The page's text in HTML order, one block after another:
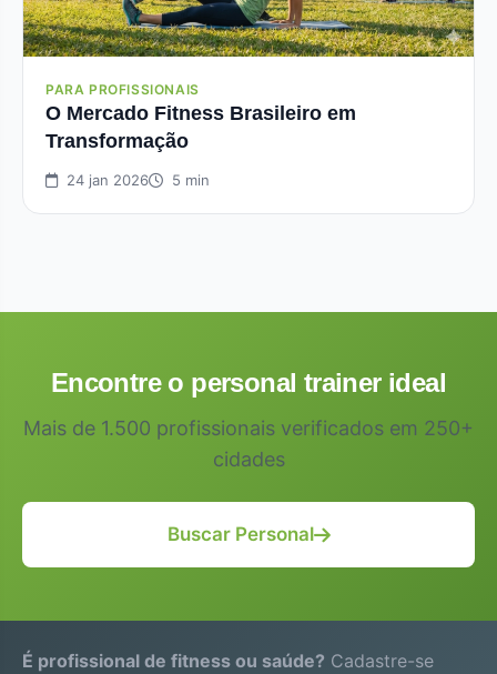
PARA PROFISSIONAIS
O Mercado Fitness Brasileiro em
Transformação
24 jan 2026 5 min
Encontre o personal trainer ideal
Mais de 1.500 profissionais verificados em 250+
cidades
Buscar Personal
É profissional de fitness ou saúde? Cadastre-se